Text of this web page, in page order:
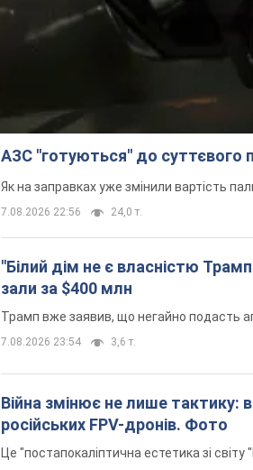
АЗС "готуються" до суттєвого
Як на заправках уже змінили вартість
7.08.2026 22:56 24,0 т.
"Білий дім не є власністю
зали за $400 млн
Трамп вже заявив, що негайно подасть
7.08.2026 23:54 3,6 т.
Війна змінює не лише тактику:
російських FPV-дронів. Фото
Це "постапокаліптична естетика зі